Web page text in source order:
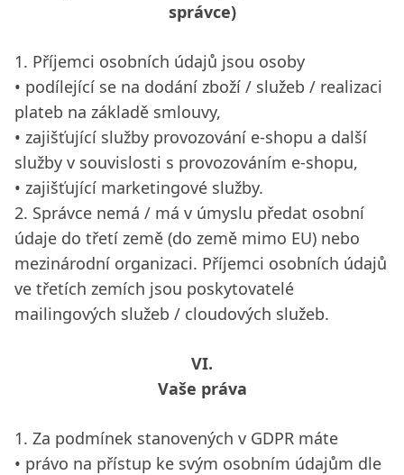
správce)
1. Příjemci osobních údajů jsou osoby
• podílející se na dodání zboží / služeb / realizaci
plateb na základě smlouvy,
• zajišťující služby provozování e-shopu a další
služby v souvislosti s provozováním e-shopu,
• zajišťující marketingové služby.
2. Správce nemá / má v úmyslu předat osobní
údaje do třetí země (do země mimo EU) nebo
mezinárodní organizaci. Příjemci osobních údajů
ve třetích zemích jsou poskytovatelé
mailingových služeb / cloudových služeb.
VI.
Vaše práva
1. Za podmínek stanovených v GDPR máte
• právo na přístup ke svým osobním údajům dle